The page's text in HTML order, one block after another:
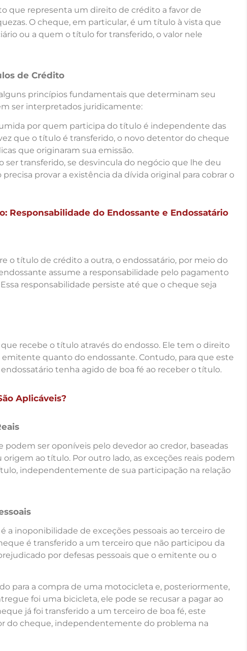
que representa um direito de crédito a favor de
O cheque, em particular, é um título à vista que
ou a quem o título for transferido, o valor nele
de Crédito
princípios fundamentais que determinam seu
ser interpretados juridicamente:
por quem participa do título é independente das
que o título é transferido, o novo detentor do cheque
que originaram sua emissão.
ser transferido, se desvincula do negócio que lhe deu
provar a existência da dívida original para cobrar o
Responsabilidade do Endossante e Endossatário
o título de crédito a outra, o endossatário, por meio do
assume a responsabilidade pelo pagamento
responsabilidade persiste até que o cheque seja
recebe o título através do endosso. Ele tem o direito
quanto do endossante. Contudo, para que este
tenha agido de boa fé ao receber o título.
Aplicáveis?
podem ser oponíveis pelo devedor ao credor, baseadas
ao título. Por outro lado, as exceções reais podem
independentemente de sua participação na relação
a inoponibilidade de exceções pessoais ao terceiro de
é transferido a um terceiro que não participou da
por defesas pessoais que o emitente ou o
para a compra de uma motocicleta e, posteriormente,
foi uma bicicleta, ele pode se recusar a pagar ao
já foi transferido a um terceiro de boa fé, este
do cheque, independentemente do problema na